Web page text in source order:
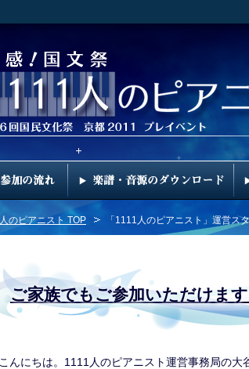
のピアニスト TOP 「1111人のピアニスト」運営ス
ご家族でもご参加いただけます
こんにちは。1111人のピアニスト運営事務局の大